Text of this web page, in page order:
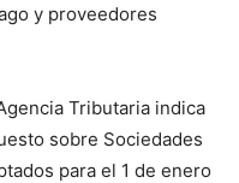
y proveedores
Tributaria indica
sobre Sociedades
para el 1 de enero